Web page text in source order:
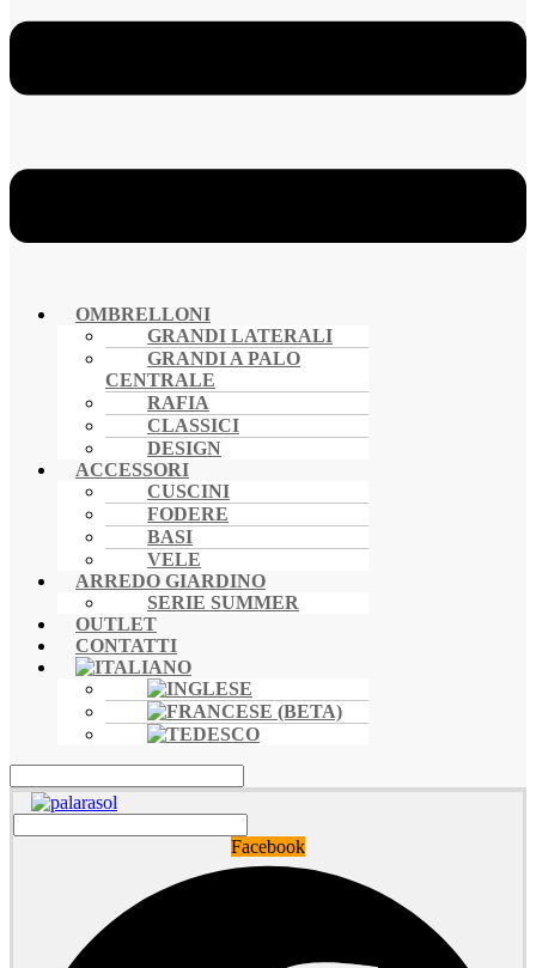
OMBRELLONI
GRANDI LATERALI
GRANDI A PALO
CENTRALE
RAFIA
CLASSICI
DESIGN
ACCESSORI
CUSCINI
FODERE
BASI
VELE
ARREDO GIARDINO
SERIE SUMMER
OUTLET
CONTATTI
Facebook